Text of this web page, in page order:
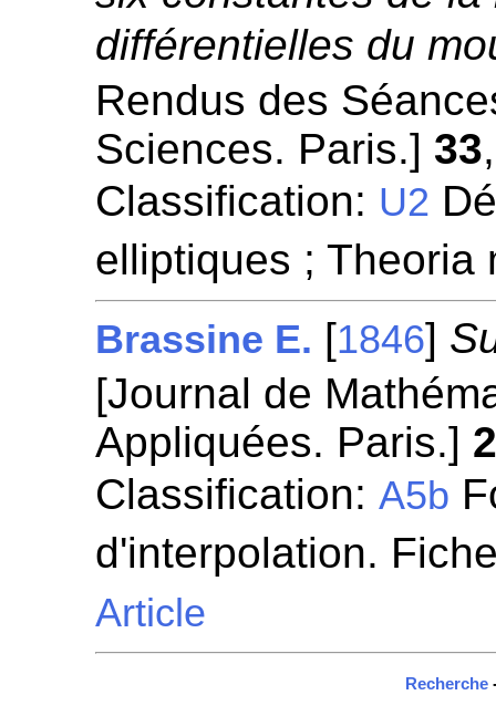
différentielles du
Rendus des
Sciences. Paris.] 33
Classification: U2
elliptiques ;
Brassine E. [1846]
[Journal de
Appliquées. Paris.]
Classification:A5b
d'interpolation.
Article
Recherche